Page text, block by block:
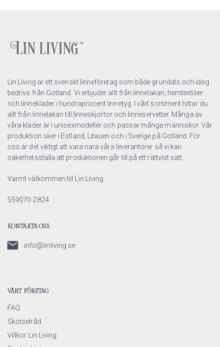
Lin Living är ett svenskt linneföretag som både grundats och idag
bedrivs från Gotland. Vi erbjuder allt från linnelakan, hemtextilier
och linnekläder i hundraprocent linnetyg. I vårt sortiment hittar du
allt från linnelakan till linneskjortor och linneservetter. Många av
våra kläder är i unisexmodeller och passar många människor. Vår
produktion sker i Estland, Litauen och i Sverige på Gotland. För
oss är det viktigt att vara nära våra leverantörer så vi kan
säkerhetsställa att produktionen går till på ett rättvist sätt.
Varmt välkommen till Lin Living.
559070-2824
KONTAKTA OSS
info@linliving.se
VÅRT FÖRETAG
FAQ
Skötselråd
Villkor Lin Living